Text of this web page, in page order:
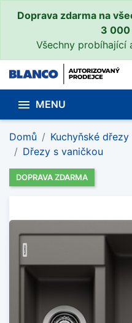
Doprava zdarma na
3 000
Všechny probíhající
 MENU
Domů Kuchyňské dřezy
Dřezy s vaničkou
DOPRAVA ZDARMA